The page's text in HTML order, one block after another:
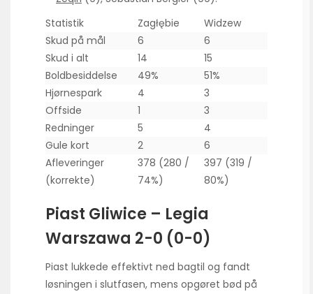
Statistik
Zagłębie
Widzew
Skud på mål
6
6
Skud i alt
14
15
Boldbesiddelse
49%
51%
Hjørnespark
4
3
Offside
1
3
Redninger
5
4
Gule kort
2
6
Afleveringer
(korrekte)
378 (280 /
74%)
397 (319 /
80%)
Piast Gliwice – Legia
Warszawa 2-0 (0-0)
Piast lukkede effektivt ned bagtil og fandt
løsningen i slutfasen, mens opgøret bød på